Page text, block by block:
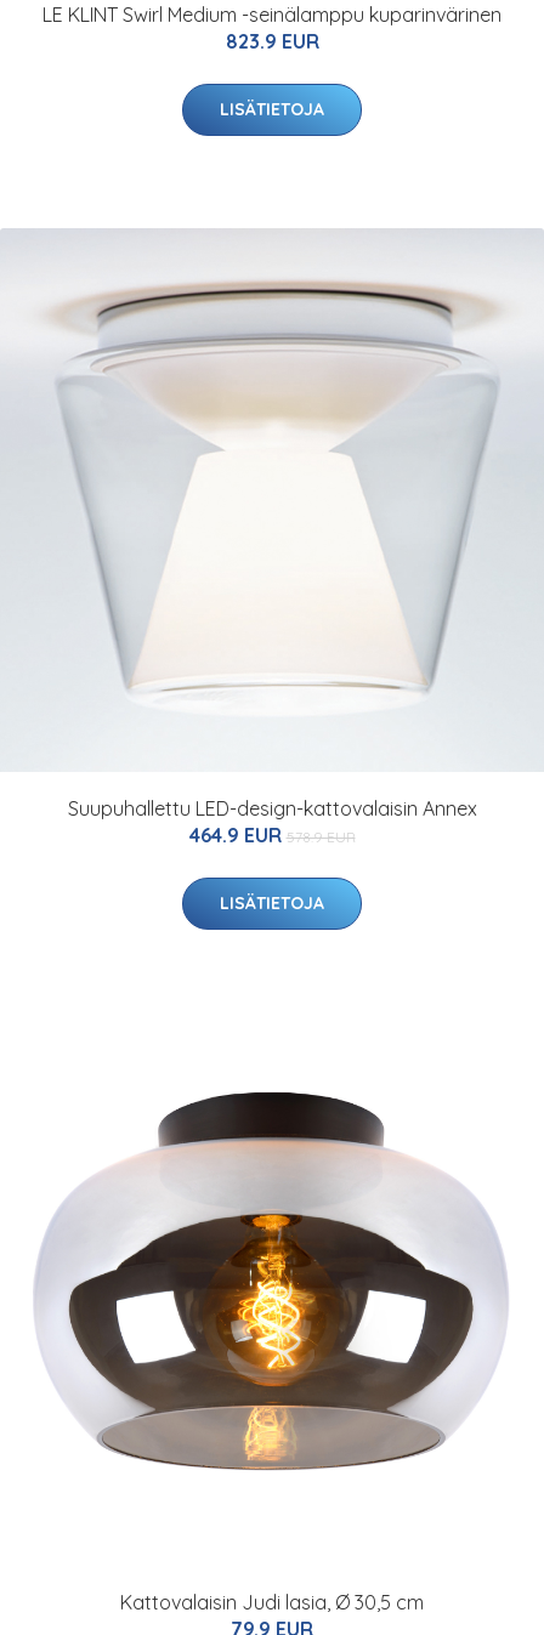
LE KLINT Swirl Medium -seinälamppu kuparinvärinen
823.9 EUR
LISÄTIETOJA
Suupuhallettu LED-design-kattovalaisin Annex
464.9 EUR 578.9 EUR
LISÄTIETOJA
Kattovalaisin Judi lasia, Ø 30,5 cm
79.9 EUR